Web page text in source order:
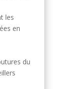
les
en
du